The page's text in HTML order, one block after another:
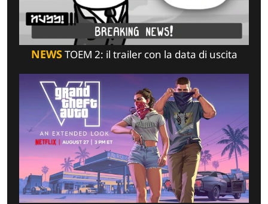
NEWSTOEM 2: il trailer con la data di uscita